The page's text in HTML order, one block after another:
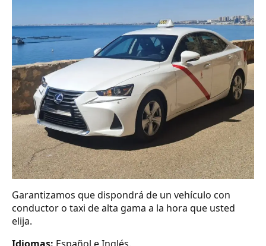
Garantizamos que dispondrá de un vehículo con
conductor o taxi de alta gama a la hora que usted
elija.